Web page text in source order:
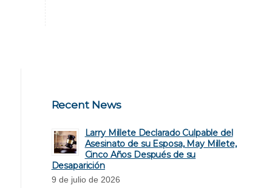
Recent News
Larry Millete Declarado Culpable del
Asesinato de su Esposa, May Millete,
Cinco Años Después de su
Desaparición
9 de julio de 2026